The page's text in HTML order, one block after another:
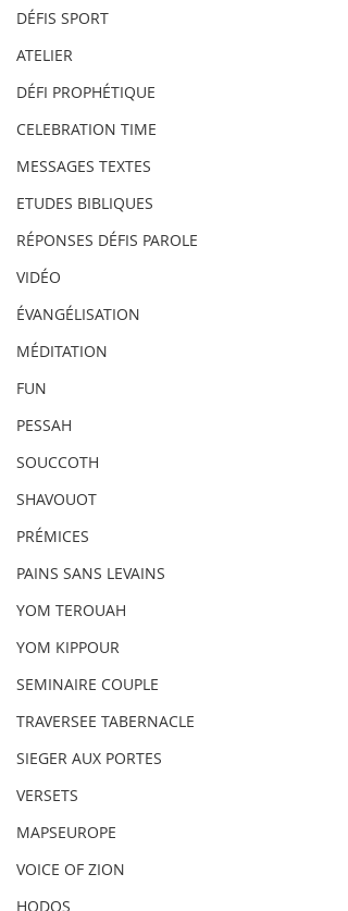
DÉFIS SPORT
ATELIER
DÉFI PROPHÉTIQUE
CELEBRATION TIME
MESSAGES TEXTES
ETUDES BIBLIQUES
RÉPONSES DÉFIS PAROLE
VIDÉO
ÉVANGÉLISATION
MÉDITATION
FUN
PESSAH
SOUCCOTH
SHAVOUOT
PRÉMICES
PAINS SANS LEVAINS
YOM TEROUAH
YOM KIPPOUR
SEMINAIRE COUPLE
TRAVERSEE TABERNACLE
SIEGER AUX PORTES
VERSETS
MAPSEUROPE
VOICE OF ZION
HODOS